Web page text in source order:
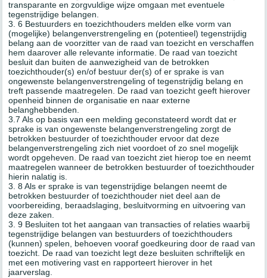
transparante en zorgvuldige wijze omgaan met eventuele
tegenstrijdige belangen.
3. 6 Bestuurders en toezichthouders melden elke vorm van
(mogelijke) belangenverstrengeling en (potentieel) tegenstrijdig
belang aan de voorzitter van de raad van toezicht en verschaffen
hem daarover alle relevante informatie. De raad van toezicht
besluit dan buiten de aanwezigheid van de betrokken
toezichthouder(s) en/of bestuur der(s) of er sprake is van
ongewenste belangenverstrengeling of tegenstrijdig belang en
treft passende maatregelen. De raad van toezicht geeft hierover
openheid binnen de organisatie en naar externe
belanghebbenden.
3.7 Als op basis van een melding geconstateerd wordt dat er
sprake is van ongewenste belangenverstrengeling zorgt de
betrokken bestuurder of toezichthouder ervoor dat deze
belangenverstrengeling zich niet voordoet of zo snel mogelijk
wordt opgeheven. De raad van toezicht ziet hierop toe en neemt
maatregelen wanneer de betrokken bestuurder of toezichthouder
hierin nalatig is.
3. 8 Als er sprake is van tegenstrijdige belangen neemt de
betrokken bestuurder of toezichthouder niet deel aan de
voorbereiding, beraadslaging, besluitvorming en uitvoering van
deze zaken.
3. 9 Besluiten tot het aangaan van transacties of relaties waarbij
tegenstrijdige belangen van bestuurders of toezichthouders
(kunnen) spelen, behoeven vooraf goedkeuring door de raad van
toezicht. De raad van toezicht legt deze besluiten schriftelijk en
met een motivering vast en rapporteert hierover in het
jaarverslag.